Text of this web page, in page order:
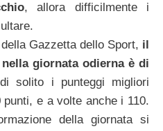
, allora difficilmente i
Gazzetta dello Sport, il
giornata odierna è di
solito i punteggi migliori
e a volte anche i 110.
della giornata si